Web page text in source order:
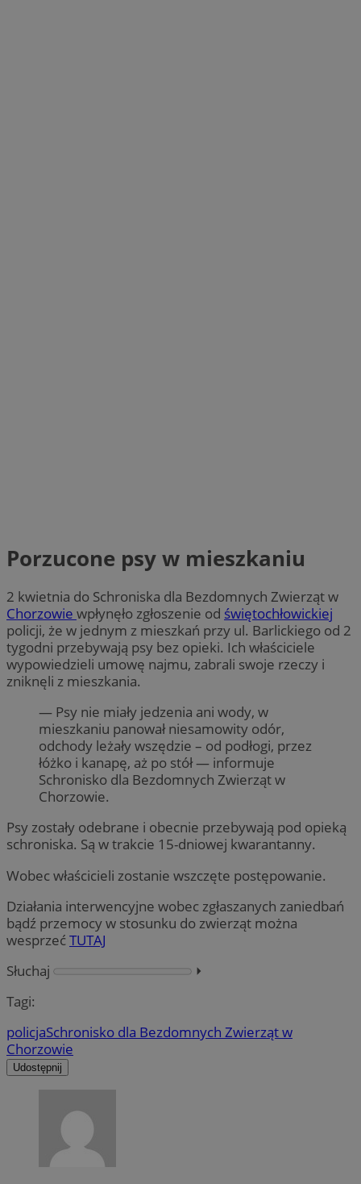
Porzucone psy w mieszkaniu
2 kwietnia do Schroniska dla Bezdomnych Zwierząt w
Chorzowie wpłynęło zgłoszenie od świętochłowickiej
policji, że w jednym z mieszkań przy ul. Barlickiego od 2
tygodni przebywają psy bez opieki. Ich właściciele
wypowiedzieli umowę najmu, zabrali swoje rzeczy i
zniknęli z mieszkania.
— Psy nie miały jedzenia ani wody, w
mieszkaniu panował niesamowity odór,
odchody leżały wszędzie – od podłogi, przez
łóżko i kanapę, aż po stół — informuje
Schronisko dla Bezdomnych Zwierząt w
Chorzowie.
Psy zostały odebrane i obecnie przebywają pod opieką
schroniska. Są w trakcie 15-dniowej kwarantanny.
Wobec właścicieli zostanie wszczęte postępowanie.
Działania interwencyjne wobec zgłaszanych zaniedbań
bądź przemocy w stosunku do zwierząt można
wesprzećTUTAJ
Słuchaj
⏵︎
Tagi:
policjaSchronisko dla Bezdomnych Zwierząt w
Chorzowie
Udostępnij